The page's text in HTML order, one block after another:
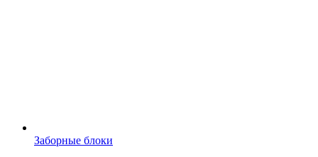
Заборные блоки